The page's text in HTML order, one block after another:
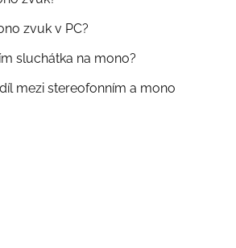
zvuk v PC?
sluchátka na mono?
mezi stereofonním a mono